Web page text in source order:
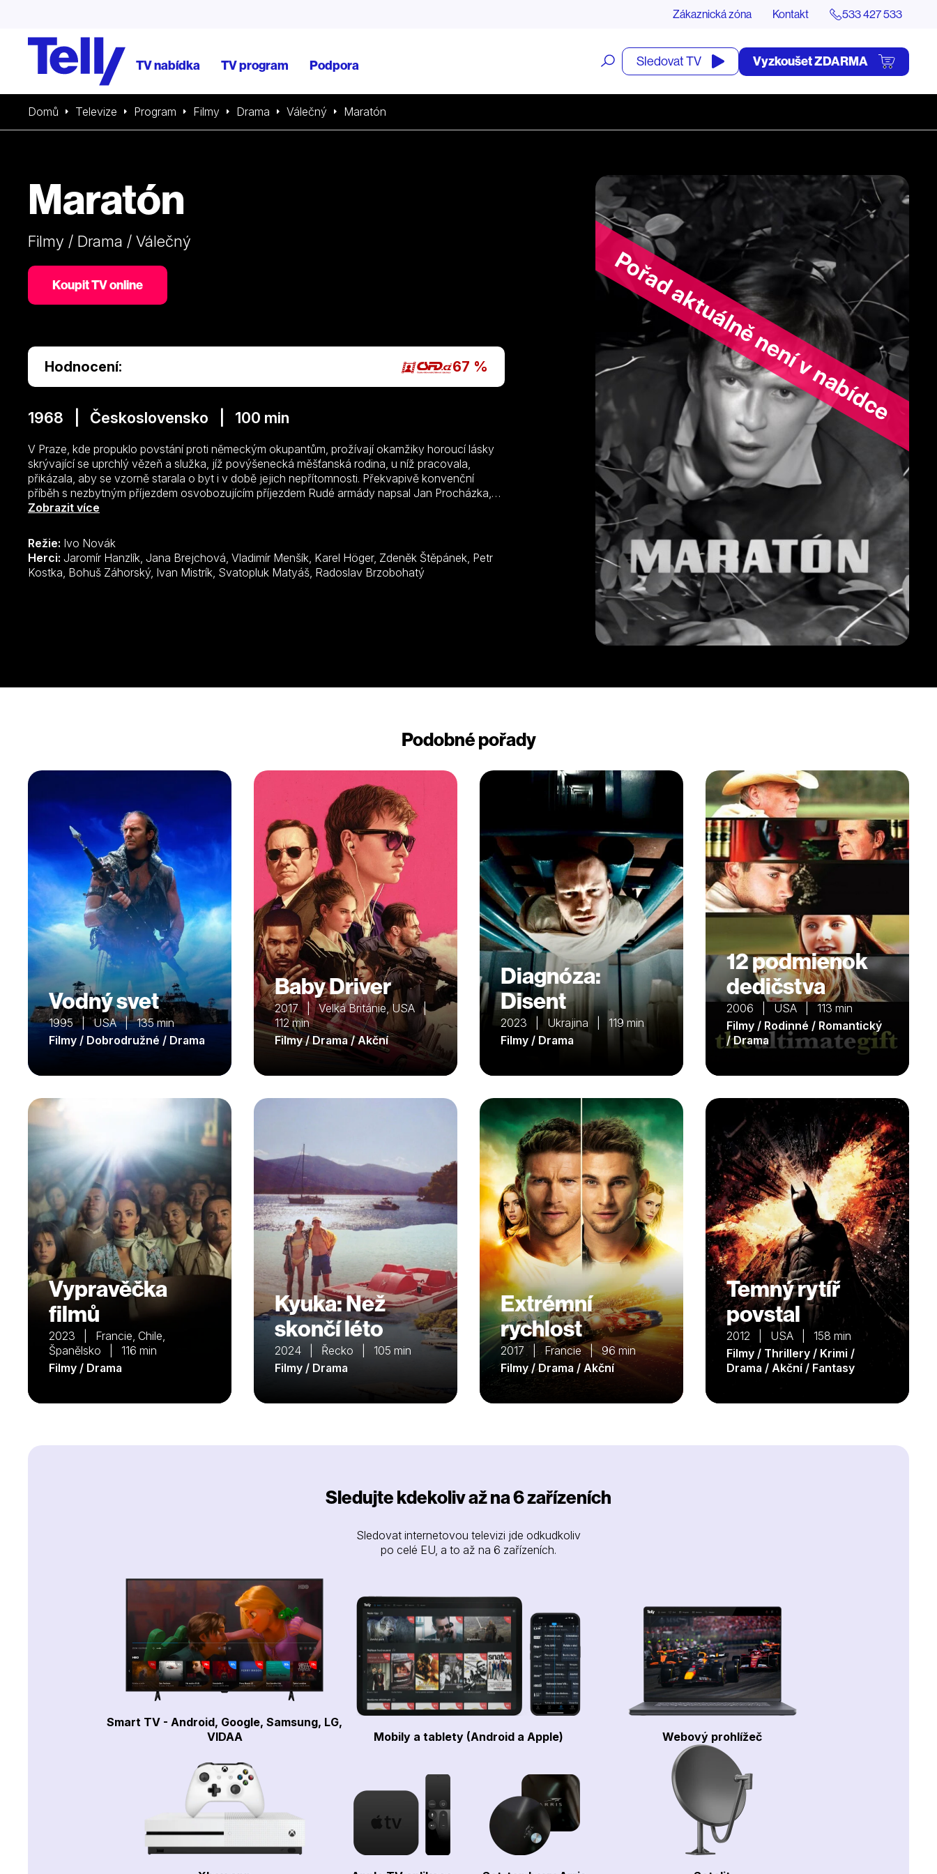
Zákaznická zóna Kontakt 533 427 533
TV nabídka TV program Podpora
Otevřít
vyhledávání
Sledovat TV Vyzkoušet ZDARMA
Domů Televize Program Filmy Drama Válečný Maratón
Pořad aktuálně není v nabídce
Maratón
Filmy / Drama / Válečný
Koupit TV online
Hodnocení: 67 %
1968 | Československo | 100 min
V Praze, kde propuklo povstání proti německým okupantům, prožívají okamžiky horoucí lásky
skrývající se uprchlý vězeň a služka, jíž povýšenecká měšťanská rodina, u níž pracovala,
přikázala, aby se vzorně starala o byt i v době jejich nepřítomnosti. Překvapivě konvenční
příběh s nezbytným příjezdem osvobozujícím příjezdem Rudé armády napsal Jan Procházka,
takže snímek nadlouho skončil v trezoru, ačkoli politicky zajisté vyhovoval.
Zobrazit více
Režie: Ivo Novák
Herci:
Kostka, Bohuš Záhorský, Ivan Mistrík, Svatopluk Matyáš, Radoslav Brzobohatý
Podobné pořady
Vodný svet
1995 | USA | 135 min
Filmy / Dobrodružné / Drama
Baby Driver
2017 | Velká Británie, USA |
112 min
Filmy / Drama / Akční
Diagnóza:
Disent
2023 | Ukrajina | 119 min
Filmy / Drama
12 podmienok
dedičstva
2006 | USA | 113 min
Filmy / Rodinné / Romantický
/ Drama
Vypravěčka
filmů
2023 | Francie, Chile,
Španělsko | 116 min
Filmy / Drama
Kyuka: Než
skončí léto
2024 | Řecko | 105 min
Filmy / Drama
Extrémní
rychlost
2017 | Francie | 96 min
Filmy / Drama / Akční
Temný rytíř
povstal
2012 | USA | 158 min
Filmy / Thrillery / Krimi /
Drama / Akční / Fantasy
Sledujte kdekoliv až na 6 zařízeních
Sledovat internetovou televizi jde odkudkoliv
po celé EU, a to až na 6 zařízeních.
Smart TV - Android, Google, Samsung, LG,
VIDAA
Mobily a tablety (Android a Apple) Webový prohlížeč